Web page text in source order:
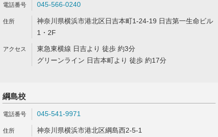
045-566-0240
神奈川県横浜市港北区日吉本町1-24-19 日吉第一生命ビル
1・2F
東急東横線 日吉より 徒歩 約3分
グリーンライン 日吉本町より 徒歩 約17分
綱島校
045-541-9971
神奈川県横浜市港北区綱島西2-5-1